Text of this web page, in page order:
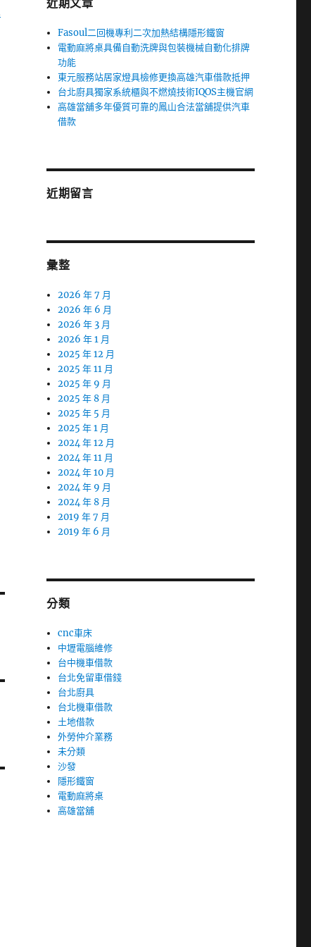
近期文章
Fasoul二回機專利二次加熱結構隱形鐵窗
電動麻將桌具備自動洗牌與包裝機械自動化排牌
功能
東元服務站居家燈具檢修更換高雄汽車借款抵押
台北廚具獨家系統櫃與不燃燒技術IQOS主機官網
高雄當舖多年優質可靠的鳳山合法當舖提供汽車
借款
近期留言
彙整
2026 年 7 月
2026 年 6 月
2026 年 3 月
2026 年 1 月
2025 年 12 月
2025 年 11 月
2025 年 9 月
2025 年 8 月
2025 年 5 月
2025 年 1 月
2024 年 12 月
2024 年 11 月
2024 年 10 月
2024 年 9 月
2024 年 8 月
2019 年 7 月
2019 年 6 月
分類
cnc車床
中壢電腦維修
台中機車借款
台北免留車借錢
台北廚具
台北機車借款
土地借款
外勞仲介業務
未分類
沙發
隱形鐵窗
電動麻將桌
高雄當舖